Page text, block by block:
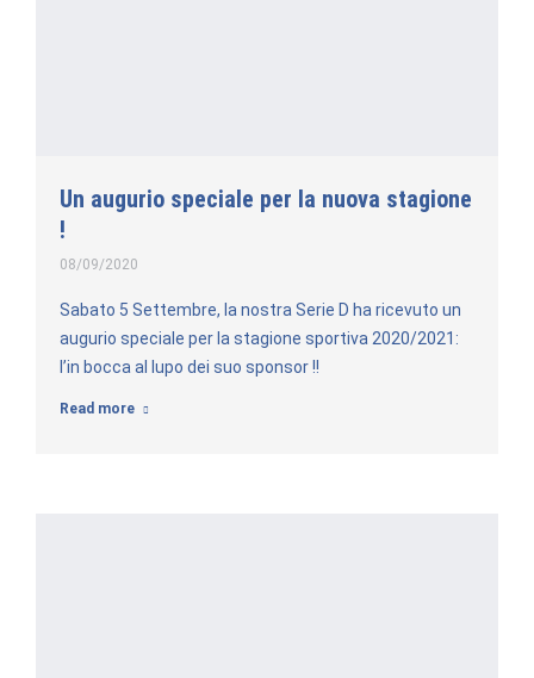
Un augurio speciale per la nuova stagione
!
08/09/2020
Sabato 5 Settembre, la nostra Serie D ha ricevuto un
augurio speciale per la stagione sportiva 2020/2021:
l’in bocca al lupo dei suo sponsor !!
Read more